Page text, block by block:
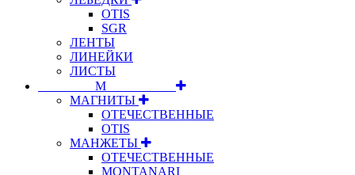
OTIS
SGR
ЛЕНТЫ
ЛИНЕЙКИ
ЛИСТЫ
⠀⠀⠀⠀⠀⠀М⠀⠀⠀⠀⠀⠀⠀
МАГНИТЫ
ОТЕЧЕСТВЕННЫЕ
OTIS
МАНЖЕТЫ
ОТЕЧЕСТВЕННЫЕ
MONTANARI